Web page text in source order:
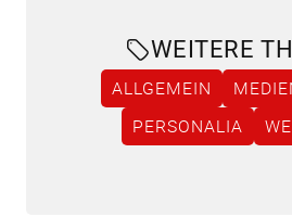
WEITERE
ALLGEMEIN
PERSONALIA